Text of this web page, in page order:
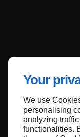
Your
We use
personalising
analyzing
functionalities.